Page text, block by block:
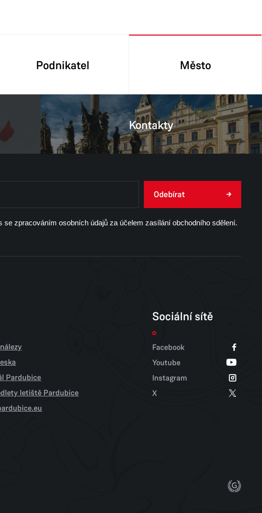
Podnikatel Město
Kontakty
Odebírat
se zpracováním osobních údajů za účelem zasílání obchodního sdělení.
Sociální sítě
Facebook
Youtube
Instagram
X
Pardubice
letiště Pardubice